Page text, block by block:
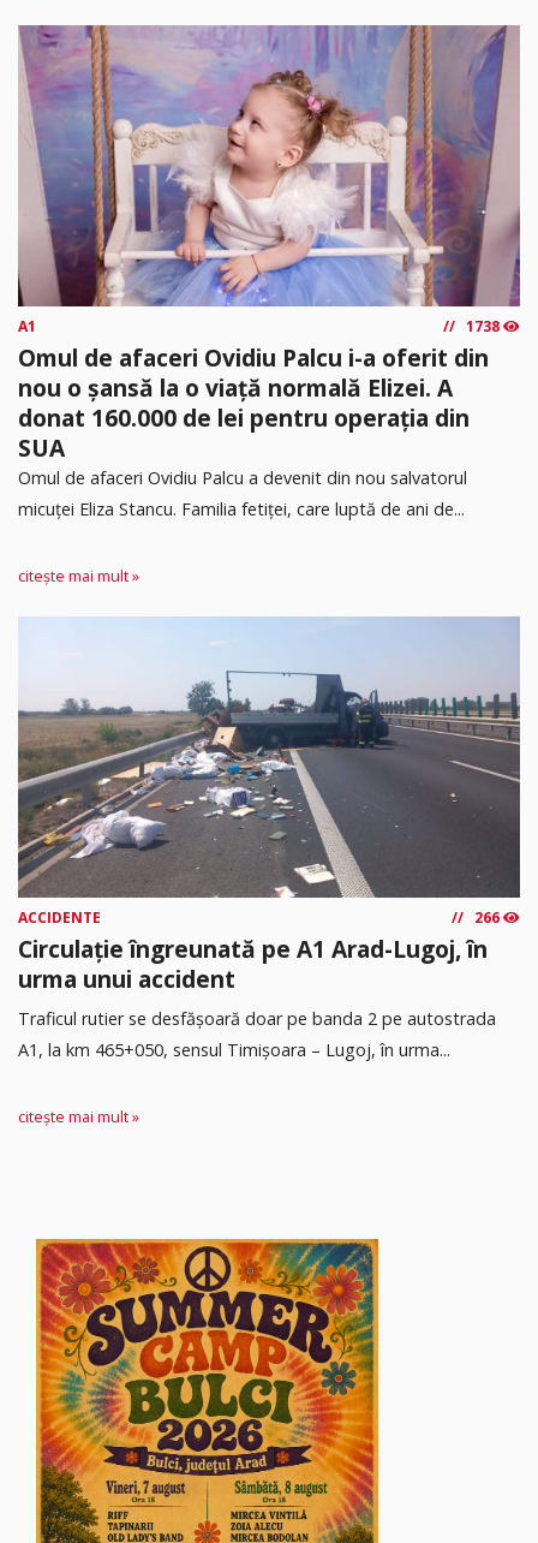
A1 1738
Omul de afaceri Ovidiu Palcu i-a oferit din
nou o șansă la o viață normală Elizei. A
donat 160.000 de lei pentru operația din
SUA
Omul de afaceri Ovidiu Palcu a devenit din nou salvatorul
micuței Eliza Stancu. Familia fetiței, care luptă de ani de...
citește mai mult »
ACCIDENTE 266
Circulație îngreunată pe A1 Arad-Lugoj, în
urma unui accident
Traficul rutier se desfășoară doar pe banda 2 pe autostrada
A1, la km 465+050, sensul Timişoara – Lugoj, în urma...
citește mai mult »